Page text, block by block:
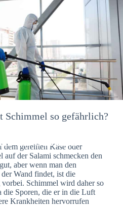
Graben-
an Ort und
Schimmel so gefährlich?
dem gereiften Käse oder
auf der Salami schmecken den
aber wenn man den
Wand findet, ist die
vorbei. Schimmel wird daher so
die Sporen, die er in die Luft
Krankheiten hervorrufen